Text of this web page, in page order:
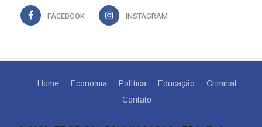
FACEBOOK INSTAGRAM
Home Economia Política Educação
Criminal
Contato